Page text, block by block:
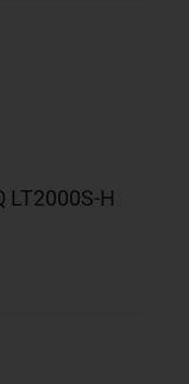
LT2000S-H